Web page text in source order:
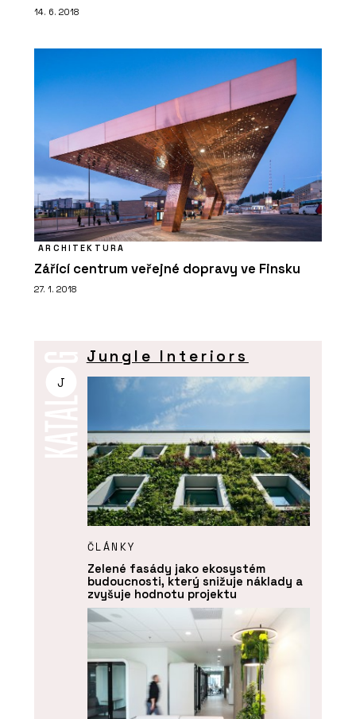
14. 6. 2018
ARCHITEKTURA
Zářící centrum veřejné dopravy ve Finsku
27. 1. 2018
J
Jungle Interiors
ČLÁNKY
Zelené fasády jako ekosystém
budoucnosti, který snižuje náklady a
zvyšuje hodnotu projektu